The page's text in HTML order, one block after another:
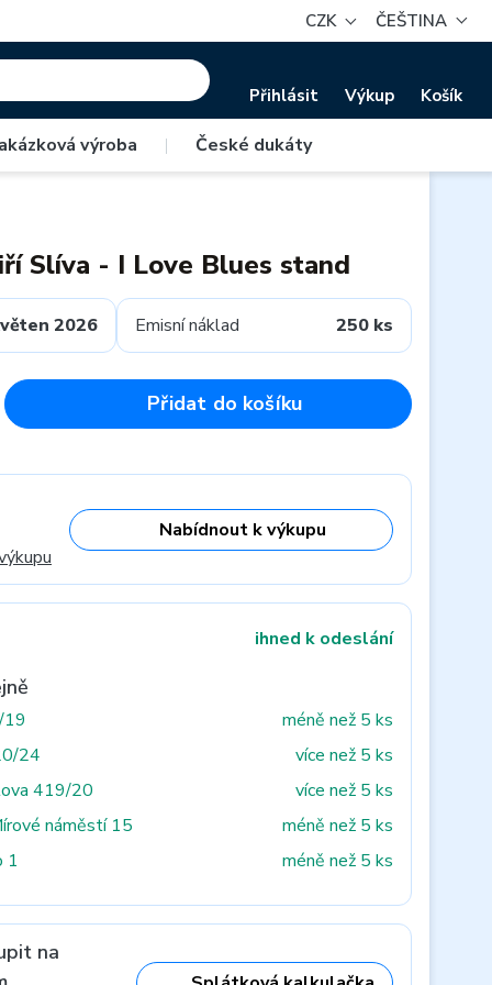
CZK ČEŠTINA
Přihlásit Výkup Košík
výroba | České dukáty
Slíva - I Love Blues stand
2026 Emisní náklad 250 ks
Přidat do košíku
Nabídnout k výkupu
ihned k odeslání
19
méně než 5 ks
24
více než 5 ks
419/20
více než 5 ks
náměstí 15
méně než 5 ks
1
méně než 5 ks
na